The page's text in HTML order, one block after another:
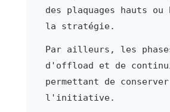
des plaquages hauts ou
la stratégie.
Par ailleurs, les
d'offload et de
permettant de conserver
l'initiative.